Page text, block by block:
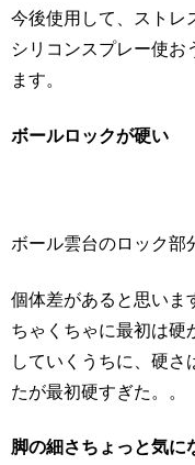
今後使用して、ストレ
シリコンスプレー使お
ます。
ボールロックが硬い
ボール雲台のロック部
個体差があると思いま
ちゃくちゃに最初は硬
していくうちに、硬さ
たが最初硬すぎた。。
脚の細さちょっと気に